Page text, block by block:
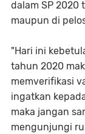
dalam SP 2020
maupun di
"Hari ini
tahun 2020
memverifikasi
ingatkan
maka jangan
mengunjungi